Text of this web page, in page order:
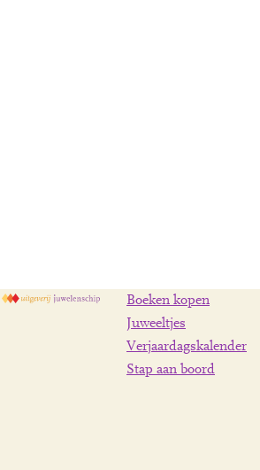
Boeken kopen
Juweeltjes
Verjaardagskalender
Stap aan boord